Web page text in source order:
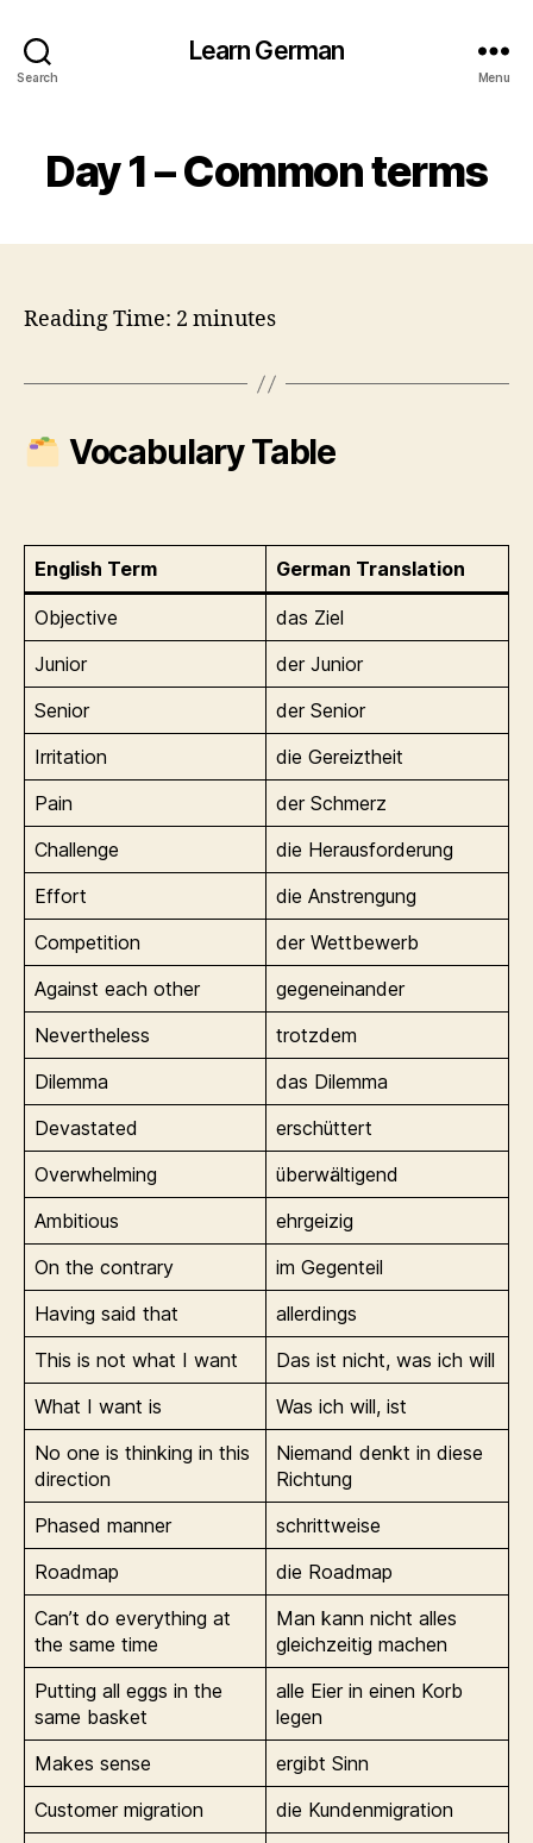
Search
Learn German
Menu
Day 1 – Common terms
Reading Time: 2 minutes
Vocabulary Table
English Term German Translation
Objective
das Ziel
Junior
der Junior
Senior
der Senior
Irritation
die Gereiztheit
Pain
der Schmerz
Challenge
die Herausforderung
Effort
die Anstrengung
Competition
der Wettbewerb
Against each other
gegeneinander
Nevertheless
trotzdem
Dilemma
das Dilemma
Devastated
erschüttert
Overwhelming
überwältigend
Ambitious
ehrgeizig
On the contrary
im Gegenteil
Having said that
allerdings
This is not what I want
Das ist nicht, was ich will
What I want is
Was ich will, ist
No one is thinking in this
direction
Niemand denkt in diese
Richtung
Phased manner
schrittweise
Roadmap
die Roadmap
Can’t do everything at
the same time
Man kann nicht alles
gleichzeitig machen
Putting all eggs in the
same basket
alle Eier in einen Korb
legen
Makes sense
ergibt Sinn
Customer migration
die Kundenmigration